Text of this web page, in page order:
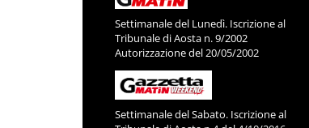
Settimanale del Lunedì. Iscrizione al
Tribunale di Aosta n. 9/2002
Autorizzazione del 20/05/2002
Settimanale del Sabato. Iscrizione al